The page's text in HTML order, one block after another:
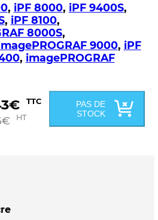
, iPF 8000, iPF 9400S,
, iPF 8100,
8000S,
9000, iPF
, imagePROGRAF
€ TTC
€ HT
PAS DE
STOCK